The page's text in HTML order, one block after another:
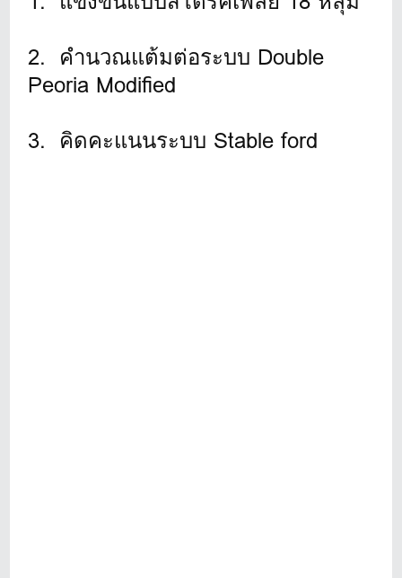
2. คำนวณแต้มต่อระบบ Double
Peoria Modified
3. คิดคะแนนระบบ Stable ford